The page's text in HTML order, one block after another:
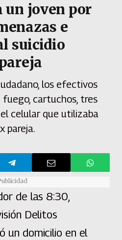
un joven por
e
suicidio
los efectivos
fuego, cartuchos, tres
celular que utilizaba
pareja.
de las 8:30,
Delitos
un domicilio en el